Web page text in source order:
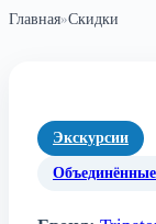
Главная»Скидки
Экскурсии